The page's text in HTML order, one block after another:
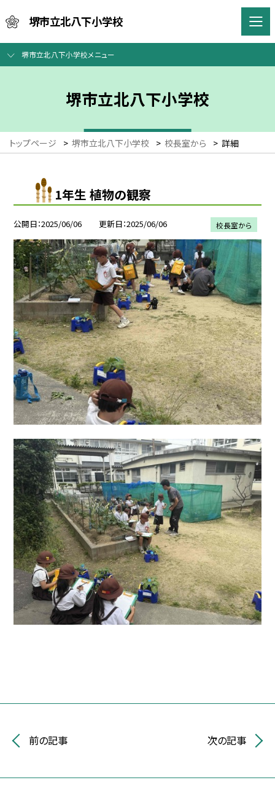
堺市立北八下小学校
堺市立北八下小学校メニュー
堺市立北八下小学校
トップページ > 堺市立北八下小学校 > 校長室から > 詳細
1年生 植物の観察
公開日 2025/06/06 更新日 2025/06/06 校長室から
前の記事 次の記事